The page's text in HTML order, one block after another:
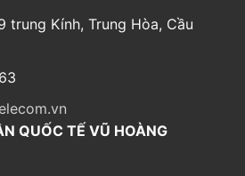
trung Kính, Trung Hòa, Cầu
QUỐC TẾ VŨ HOÀNG